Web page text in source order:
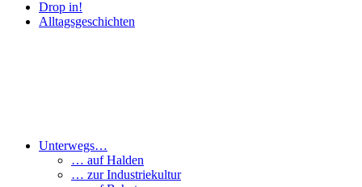
Drop in!
Alltagsgeschichten
Unterwegs…
… auf Halden
… zur Industriekultur